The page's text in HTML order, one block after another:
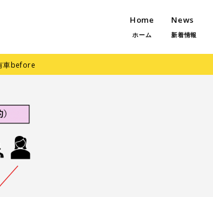
Home
ホーム
News
新着情報
車before